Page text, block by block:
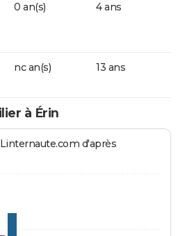
0 an(s) 4 ans
nc an(s) 13 ans
à Érin
d'après